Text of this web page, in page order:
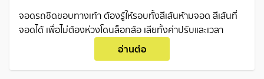
จอดรถชิดขอบทางเท้า ต้องรู้ให้รอบทั้งสีเส้นห้ามจอด สีเส้นที่
จอดได้ เพื่อไม่ต้องห่วงโดนล็อกล้อ เสียทั้งค่าปรับและเวลา
อ่านต่อ